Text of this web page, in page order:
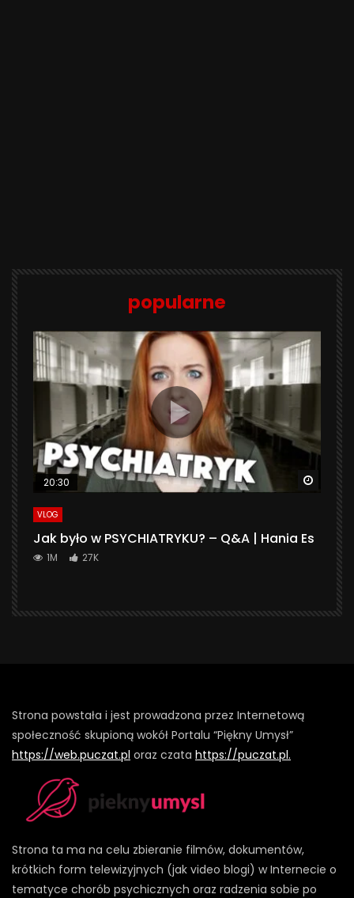
popularne
20:30
VLOG
Jak było w PSYCHIATRYKU? – Q&A | Hania Es
1M 27K
Strona powstała i jest prowadzona przez Internetową
społeczność skupioną wokół Portalu “Piękny Umysł”
https://web.puczat.pl oraz czata https://puczat.pl.
Strona ta ma na celu zbieranie filmów, dokumentów,
krótkich form telewizyjnych (jak video blogi) w Internecie o
tematyce chorób psychicznych oraz radzenia sobie po